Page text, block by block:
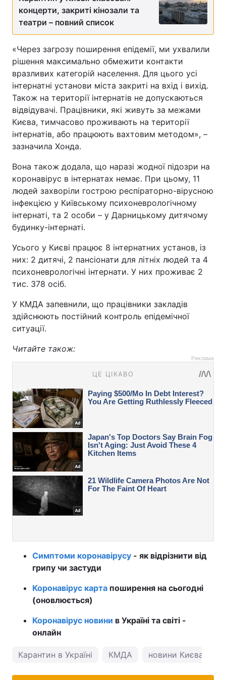
концерти, закриті кінозали та
театри – повний список
«Через загрозу поширення епідемії, ми ухвалили
рішення максимально обмежити контакти
вразливих категорій населення. Для цього усі
інтернатні установи міста закриті на вхід і вихід.
Також на території інтернатів не допускаються
відвідувачі. Працівники, які живуть за межами
Києва, тимчасово проживають на території
інтернатів, або працюють вахтовим методом», –
зазначила Хонда.
Вона також додала, що наразі жодної підозри на
коронавірус в інтернатах немає. При цьому, 11
людей захворіли гострою респіраторно-вірусною
інфекцією у Київському психоневрологічному
інтернаті, та 2 особи – у Дарницькому дитячому
будинку-інтернаті.
Усього у Києві працює 8 інтернатних установ, із
них: 2 дитячі, 2 пансіонати для літніх людей та 4
психоневрологічні інтернати. У них проживає 2
тис. 378 осіб.
У КМДА запевнили, що працівники закладів
здійснюють постійний контроль епідемічної
ситуації.
Читайте також:
Реклама
Симптоми коронавірусу - як відрізнити від
грипу чи застуди
Коронавірус карта поширення на сьогодні
(оновлюється)
Коронавірус новини в Україні та світі -
онлайн
Карантин в Україні КМДА новини Києва